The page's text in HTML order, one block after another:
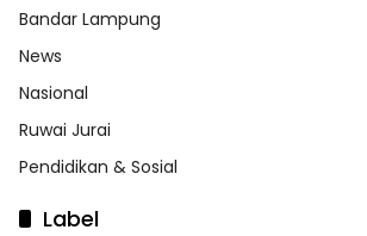
Bandar Lampung
News
Nasional
Ruwai Jurai
Pendidikan & Sosial
Label